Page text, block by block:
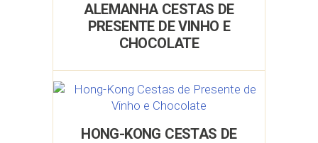
ALEMANHA CESTAS DE
PRESENTE DE VINHO E
CHOCOLATE
HONG-KONG CESTAS DE